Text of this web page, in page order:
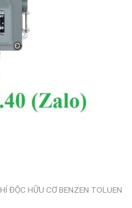
ĐỘC HỮU CƠ BENZEN TOLUEN